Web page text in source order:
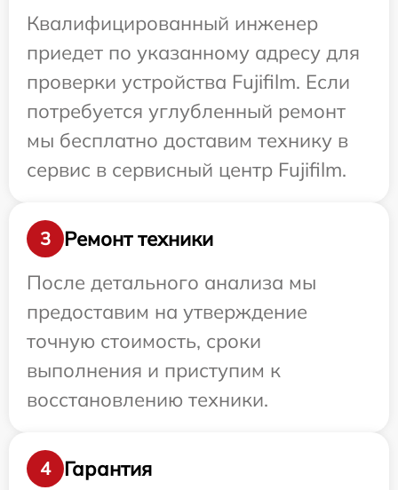
Квалифицированный инженер
приедет по указанному адресу для
проверки устройства Fujifilm. Если
потребуется углубленный ремонт
мы бесплатно доставим технику в
сервис в сервисный центр Fujifilm.
3
Ремонт техники
После детального анализа мы
предоставим на утверждение
точную стоимость, сроки
выполнения и приступим к
восстановлению техники.
4 Гарантия